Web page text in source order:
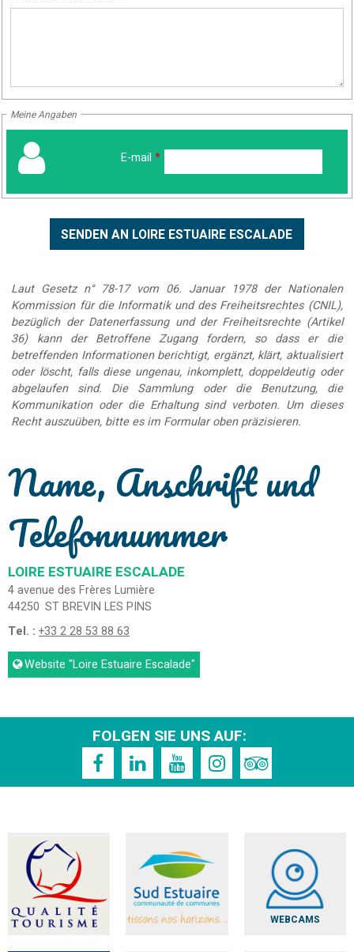
Meine Angaben
E-mail *
Laut Gesetz n° 78-17 vom 06. Januar 1978 der Nationalen
Kommission für die Informatik und des Freiheitsrechtes (CNIL),
bezüglich der Datenerfassung und der Freiheitsrechte (Artikel
36) kann der Betroffene Zugang fordern, so dass er die
betreffenden Informationen berichtigt, ergänzt, klärt, aktualisiert
oder löscht, falls diese ungenau, inkomplett, doppeldeutig oder
abgelaufen sind. Die Sammlung oder die Benutzung, die
Kommunikation oder die Erhaltung sind verboten. Um dieses
Recht auszuüben, bitte es im Formular oben präzisieren.
Name, Anschrift und
Telefonnummer
LOIRE ESTUAIRE ESCALADE
4 avenue des Frères Lumière
44250 ST BREVIN LES PINS
Tel. : +33 2 28 53 88 63
Website "Loire Estuaire Escalade"
FOLGEN SIE UNS AUF:
WEBCAMS